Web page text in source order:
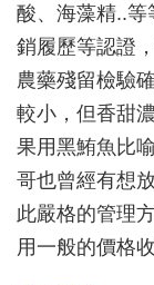
酸、海藻精..等
銷履歷等認證
農藥殘留檢驗
較小，但香甜
果用黑鮪魚比
哥也曾經有想
此嚴格的管理
用一般的價格